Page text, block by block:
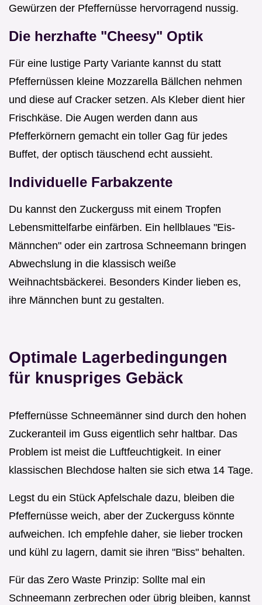
Gewürzen der Pfeffernüsse hervorragend nussig.
Die herzhafte "Cheesy" Optik
Für eine lustige Party Variante kannst du statt
Pfeffernüssen kleine Mozzarella Bällchen nehmen
und diese auf Cracker setzen. Als Kleber dient hier
Frischkäse. Die Augen werden dann aus
Pfefferkörnern gemacht ein toller Gag für jedes
Buffet, der optisch täuschend echt aussieht.
Individuelle Farbakzente
Du kannst den Zuckerguss mit einem Tropfen
Lebensmittelfarbe einfärben. Ein hellblaues "Eis-
Männchen" oder ein zartrosa Schneemann bringen
Abwechslung in die klassisch weiße
Weihnachtsbäckerei. Besonders Kinder lieben es,
ihre Männchen bunt zu gestalten.
Optimale Lagerbedingungen
für knuspriges Gebäck
Pfeffernüsse Schneemänner sind durch den hohen
Zuckeranteil im Guss eigentlich sehr haltbar. Das
Problem ist meist die Luftfeuchtigkeit. In einer
klassischen Blechdose halten sie sich etwa 14 Tage.
Legst du ein Stück Apfelschale dazu, bleiben die
Pfeffernüsse weich, aber der Zuckerguss könnte
aufweichen. Ich empfehle daher, sie lieber trocken
und kühl zu lagern, damit sie ihren "Biss" behalten.
Für das Zero Waste Prinzip: Sollte mal ein
Schneemann zerbrechen oder übrig bleiben, kannst